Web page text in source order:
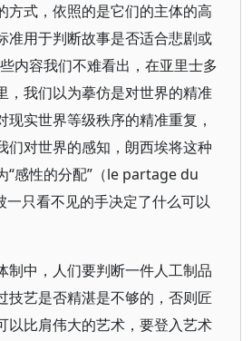
方式，依照的是它们的主体的高
准用于判断故事是否适合悲剧或
内容我们不难看出，在亚里士多
，我们以为摹仿是对世界的精准
现实世界等级秩序的精准重复，
们对世界的感知，朗西埃将这种
“感性的分配”（le partage du
只看不见的手决定了什么可以
制中，人们要判断一件人工制品
技艺是否精湛是不够的，否则匠
以比肩伟大的艺术，要登入艺术